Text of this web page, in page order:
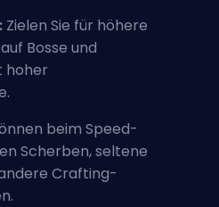
Zielen Sie für höhere
Bosse und
hoher
beim Speed-
Scherben, seltene
Crafting-